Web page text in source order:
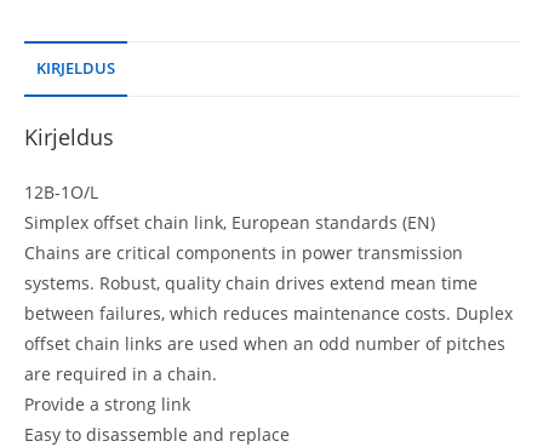
KIRJELDUS
Kirjeldus
12B-1O/L
Simplex offset chain link, European standards (EN)
Chains are critical components in power transmission
systems. Robust, quality chain drives extend mean time
between failures, which reduces maintenance costs. Duplex
offset chain links are used when an odd number of pitches
are required in a chain.
Provide a strong link
Easy to disassemble and replace